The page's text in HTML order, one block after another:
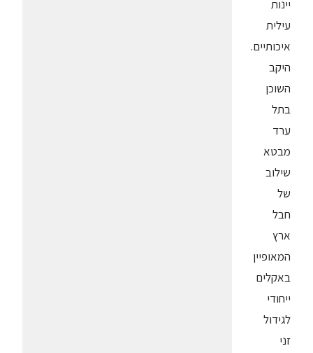
יינות
עילית
איכותיים.
היקב
השוכן
בתל
ערד
מבטא
שילוב
של
חבל
ארץ
המאופיין
באקלים
ייחודי
לגידול
זני